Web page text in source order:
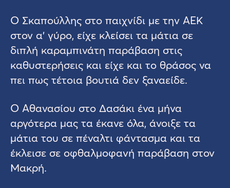
Ο Σκαπούλλης στο παιχνίδι με την ΑΕΚ
στον α’ γύρο, είχε κλείσει τα μάτια σε
διπλή καραμπινάτη παράβαση στις
καθυστερήσεις και είχε και το θράσος να
πει πως τέτοια βουτιά δεν ξαναείδε.
Ο Αθανασίου στο Δασάκι ένα μήνα
αργότερα μας τα έκανε όλα, άνοιξε τα
μάτια του σε πέναλτι φάντασμα και τα
έκλεισε σε οφθαλμοφανή παράβαση στον
Μακρή.